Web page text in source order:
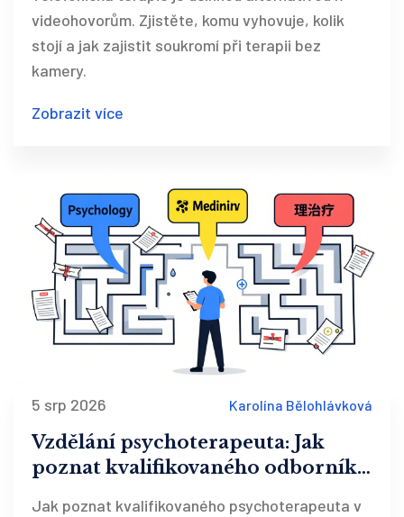
videohovorům. Zjistěte, komu vyhovuje, kolik
stojí a jak zajistit soukromí při terapii bez
kamery.
Zobrazit více
5 srp 2026 Karolína Bělohlávková
Vzdělání psychoterapeuta: Jak
poznat kvalifikovaného odborníka
Jak poznat kvalifikovaného psychoterapeuta v